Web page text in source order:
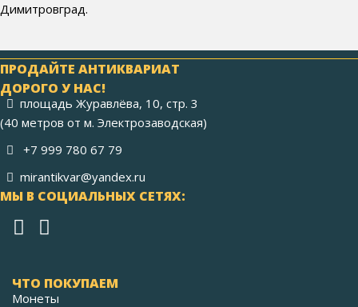
Димитровград.
ПРОДАЙТЕ АНТИКВАРИАТ
ДОРОГО У НАС!
площадь Журавлёва, 10, стр. 3
(40 метров от м. Электрозаводская)
+7 999 780 67 79
mirantikvar@yandex.ru
МЫ В СОЦИАЛЬНЫХ СЕТЯХ:
ЧТО ПОКУПАЕМ
Монеты